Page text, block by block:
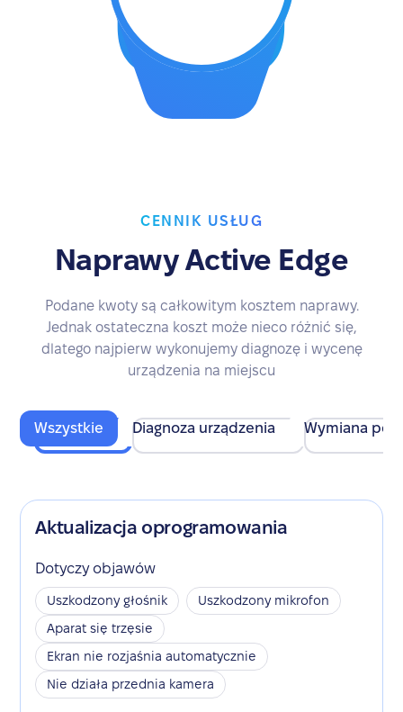
CENNIK USŁUG
Naprawy Active Edge
Podane kwoty są całkowitym kosztem naprawy.
Jednak ostateczna koszt może nieco różnić się,
dlatego najpierw wykonujemy diagnozę i wycenę
urządzenia na miejscu
Wszystkie Diagnoza urządzenia Wymiana
Aktualizacja oprogramowania
Dotyczy objawów
Uszkodzony głośnik
Uszkodzony mikrofon
Aparat się trzęsie
Ekran nie rozjaśnia automatycznie
Nie działa przednia kamera